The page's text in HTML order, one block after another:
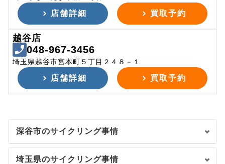
店舗詳細 買取予約
越谷店
048-967-3456
埼玉県越谷市宮本町５丁目２４８－１
店舗詳細 買取予約
深谷市のサイクリング事情
埼玉県のサイクリング事情